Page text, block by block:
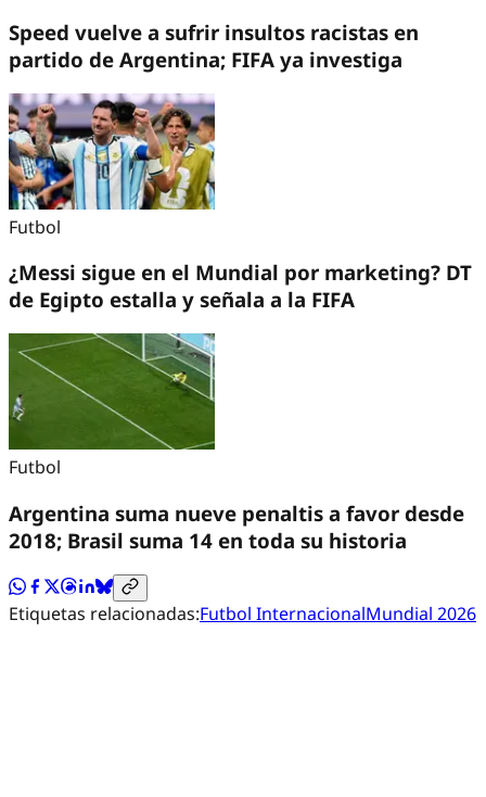
Speed vuelve a sufrir insultos racistas en
partido de Argentina; FIFA ya investiga
Futbol
¿Messi sigue en el Mundial por marketing? DT
de Egipto estalla y señala a la FIFA
Futbol
Argentina suma nueve penaltis a favor desde
2018; Brasil suma 14 en toda su historia
Etiquetas relacionadas:Futbol InternacionalMundial 2026